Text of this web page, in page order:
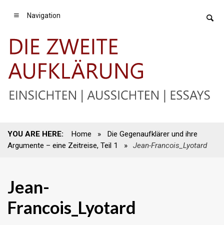
Navigation
YOU ARE HERE: Home »
Die Gegenaufklärer und ihre
Argumente – eine Zeitreise, Teil 1
» Jean-Francois_Lyotard
Jean-
Francois_Lyotard